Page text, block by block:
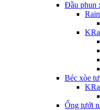
Đầu phun
Béc xòe
Ống tưới